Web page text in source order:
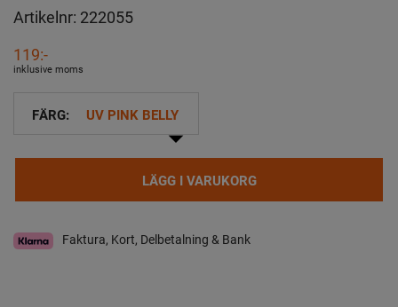
Artikelnr: 222055
119:-
inklusive moms
FÄRG: UV PINK BELLY
arrow_drop_down
LÄGG I VARUKORG
Faktura, Kort, Delbetalning & Bank